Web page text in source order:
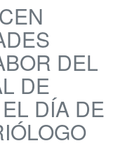
DEL
DE
DÍA DE